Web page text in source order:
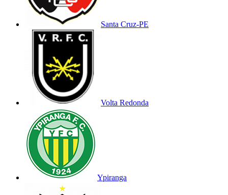
Santa Cruz-PE
Volta Redonda
Ypiranga